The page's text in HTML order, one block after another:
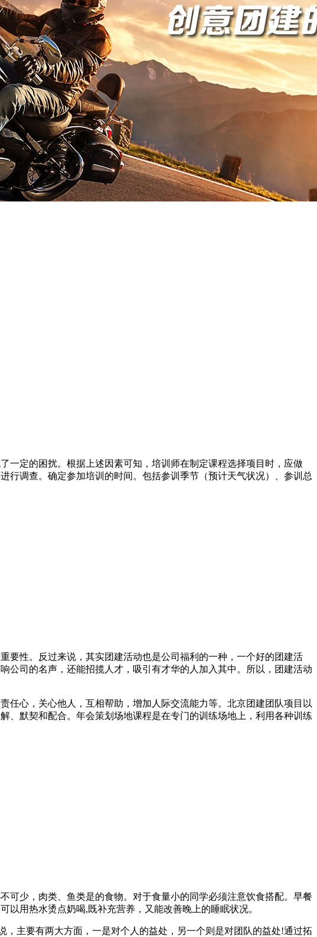
一定的困扰。根据上述因素可知，培训师在制定课程选择项目时，应做
行调查。确定参加培训的时间。包括参训季节（预计天气状况）、参训总
要性。反过来说，其实团建活动也是公司福利的一种，一个好的团建活
公司的名声，还能招揽人才，吸引有才华的人加入其中。所以，团建活动
任心，关心他人，互相帮助，增加人际交流能力等。北京团建团队项目以
、默契和配合。年会策划场地课程是在专门的训练场地上，利用各种训练
可少，肉类、鱼类是的食物。对于食量小的同学必须注意饮食搭配。早餐
用热水烫点奶喝,既补充营养，又能改善晚上的睡眠状况。
主要有两大方面，一是对个人的益处，另一个则是对团队的益处!通过拓